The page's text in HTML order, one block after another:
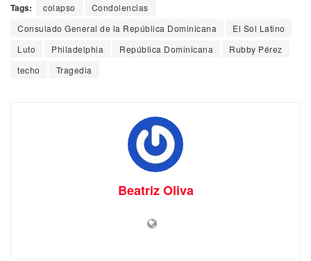
Tags: colapso
Condolencias
Consulado General de la República Dominicana
El Sol Latino
Luto
Philadelphia República Dominicana
Rubby Pérez
techo
Tragedia
Beatriz Oliva